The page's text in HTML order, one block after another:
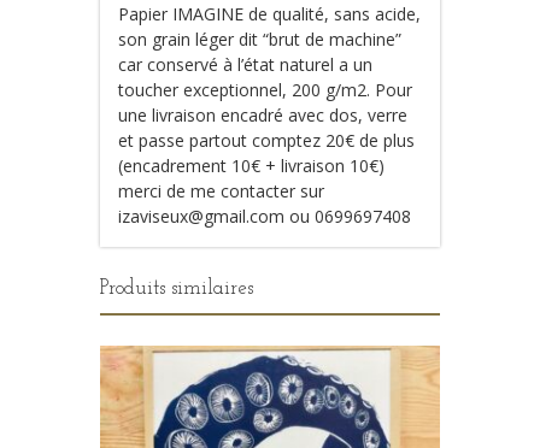
Papier IMAGINE de qualité, sans acide,
son grain léger dit “brut de machine”
car conservé à l’état naturel a un
toucher exceptionnel, 200 g/m2. Pour
une livraison encadré avec dos, verre
et passe partout comptez 20€ de plus
(encadrement 10€ + livraison 10€)
merci de me contacter sur
izaviseux@gmail.com ou 0699697408
Produits similaires